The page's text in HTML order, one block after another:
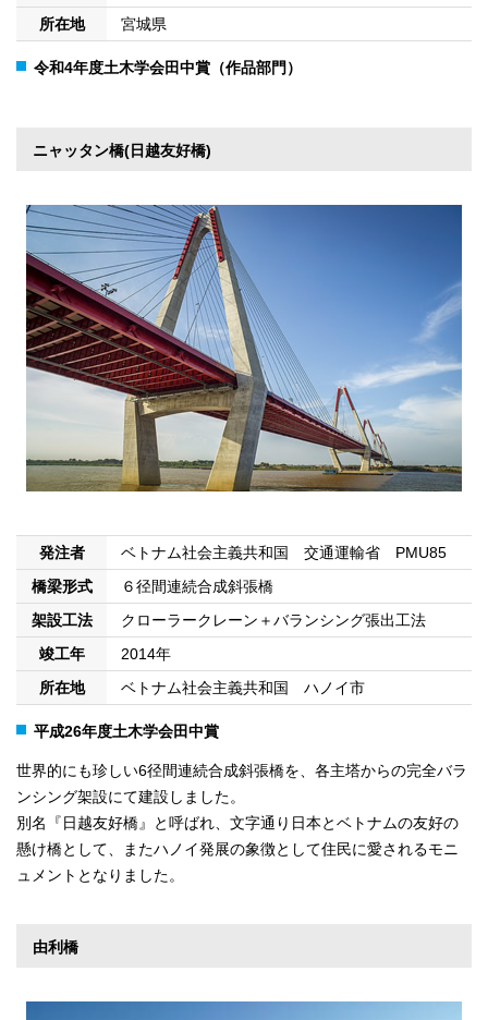
所在地
宮城県
令和4年度土木学会田中賞（作品部門）
ニャッタン橋(日越友好橋)
発注者
ベトナム社会主義共和国 交通運輸省 PMU85
橋梁形式
６径間連続合成斜張橋
架設工法
クローラークレーン＋バランシング張出工法
竣工年
2014年
所在地
ベトナム社会主義共和国 ハノイ市
平成26年度土木学会田中賞
世界的にも珍しい6径間連続合成斜張橋を、各主塔からの完全バラ
ンシング架設にて建設しました。
別名『日越友好橋』と呼ばれ、文字通り日本とベトナムの友好の
懸け橋として、またハノイ発展の象徴として住民に愛されるモニ
ュメントとなりました。
由利橋